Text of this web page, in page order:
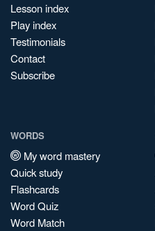
Lesson index
Play index
Testimonials
Contact
Subscribe
WORDS
My word mastery
Quick study
Flashcards
Word Quiz
Word Match